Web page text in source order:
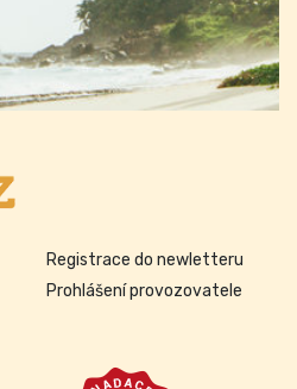
Registrace do newletteru
Prohlášení provozovatele